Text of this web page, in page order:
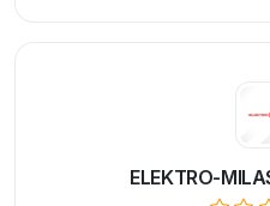
ELEKTRO-